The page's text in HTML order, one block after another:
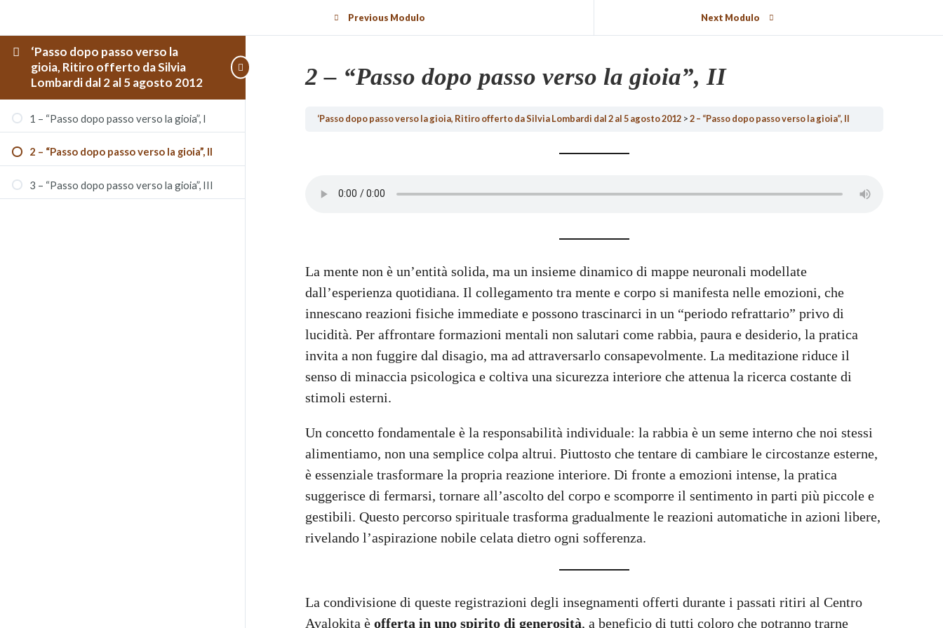
‘Passo dopo passo verso la
gioia, Ritiro offerto da Silvia
Lombardi dal 2 al 5 agosto 2012
1 – “Passo dopo passo verso la gioia”, I
2 – “Passo dopo passo verso la gioia”, II
3 – “Passo dopo passo verso la gioia”, III
Previous Modulo Next Modulo
2 – “Passo dopo passo verso la gioia”, II
‘Passo dopo passo verso la gioia, Ritiro offerto da Silvia Lombardi dal 2 al 5 agosto 2012 2 – “Passo dopo passo verso la gioia”, II
La mente non è un’entità solida, ma un insieme dinamico di mappe neuronali modellate
dall’esperienza quotidiana. Il collegamento tra mente e corpo si manifesta nelle emozioni, che
innescano reazioni fisiche immediate e possono trascinarci in un “periodo refrattario” privo di
lucidità. Per affrontare formazioni mentali non salutari come rabbia, paura e desiderio, la pratica
invita a non fuggire dal disagio, ma ad attraversarlo consapevolmente. La meditazione riduce il
senso di minaccia psicologica e coltiva una sicurezza interiore che attenua la ricerca costante di
stimoli esterni.
Un concetto fondamentale è la responsabilità individuale: la rabbia è un seme interno che noi stessi
alimentiamo, non una semplice colpa altrui. Piuttosto che tentare di cambiare le circostanze esterne,
è essenziale trasformare la propria reazione interiore. Di fronte a emozioni intense, la pratica
suggerisce di fermarsi, tornare all’ascolto del corpo e scomporre il sentimento in parti più piccole e
gestibili. Questo percorso spirituale trasforma gradualmente le reazioni automatiche in azioni libere,
rivelando l’aspirazione nobile celata dietro ogni sofferenza.
La condivisione di queste registrazioni degli insegnamenti offerti durante i passati ritiri al Centro
Avalokita è offerta in uno spirito di generosità, a beneficio di tutti coloro che potranno trarne